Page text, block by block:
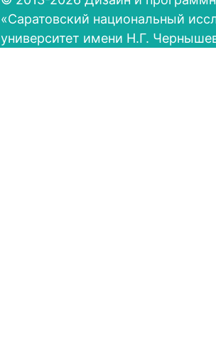
«Саратовский национальный
университет имени Н.Г.